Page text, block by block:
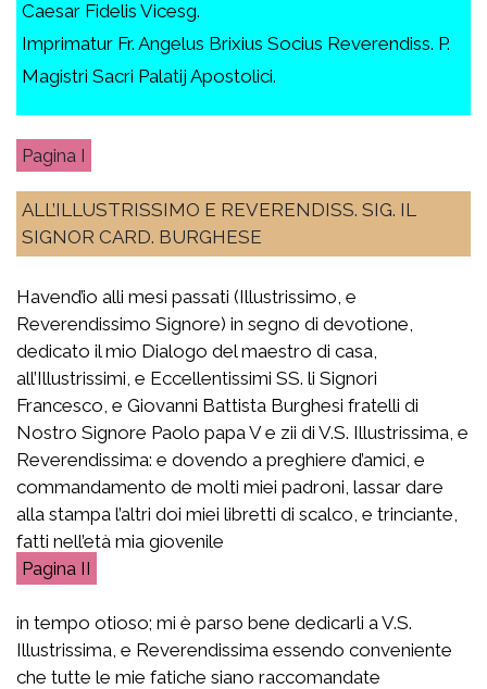
Caesar Fidelis Vicesg.
Imprimatur Fr. Angelus Brixius Socius Reverendiss. P.
Magistri Sacri Palatij Apostolici.
I
ALL’ILLUSTRISSIMO E REVERENDISS. SIG. IL
SIGNOR CARD. BURGHESE
Havend’io alli mesi passati (Illustrissimo, e
Reverendissimo Signore) in segno di devotione,
dedicato il mio Dialogo del maestro di casa,
all’Illustrissimi, e Eccellentissimi SS. li Signori
Francesco, e Giovanni Battista Burghesi fratelli di
Nostro Signore Paolo papa V e zii di V.S. Illustrissima, e
Reverendissima: e dovendo a preghiere d’amici, e
commandamento de molti miei padroni, lassar dare
alla stampa l’altri doi miei libretti di scalco, e trinciante,
fatti nell’età mia giovenile
II
in tempo otioso; mi è parso bene dedicarli a V.S.
Illustrissima, e Reverendissima essendo conveniente
che tutte le mie fatiche siano raccomandate